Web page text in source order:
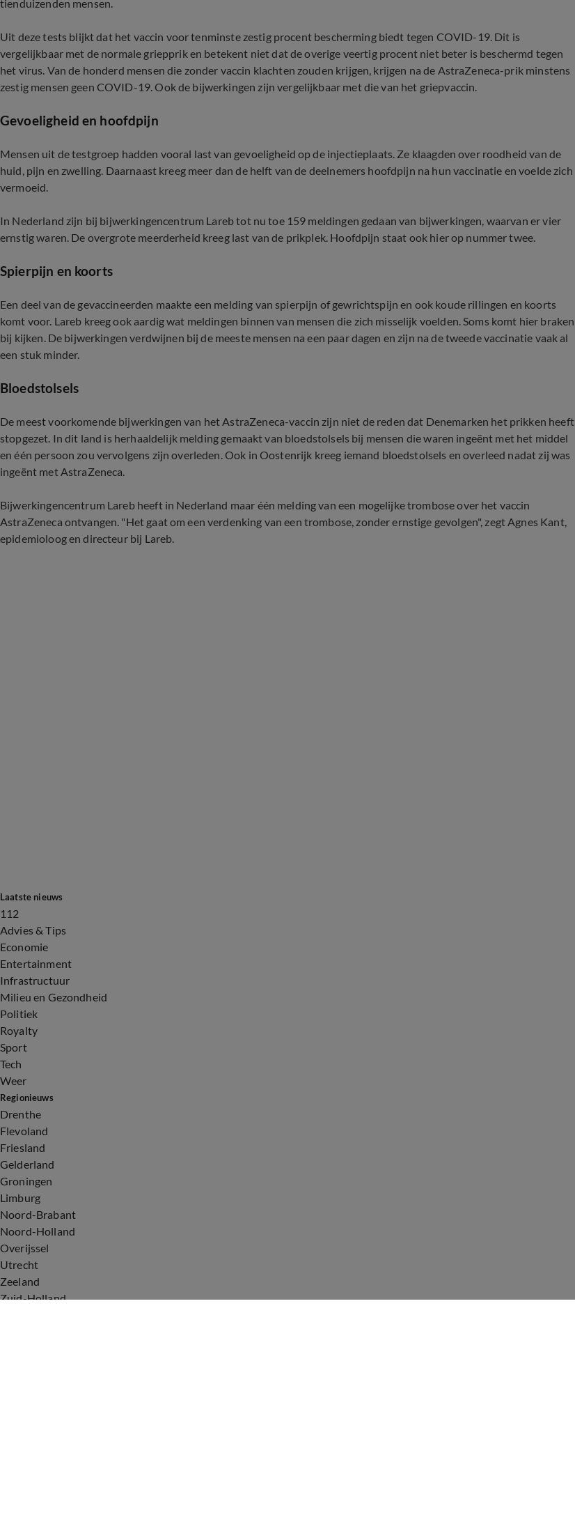
tienduizenden mensen.
Uit deze tests blijkt dat het vaccin voor tenminste zestig procent bescherming biedt tegen COVID-19. Dit is
vergelijkbaar met de normale griepprik en betekent niet dat de overige veertig procent niet beter is beschermd tegen
het virus. Van de honderd mensen die zonder vaccin klachten zouden krijgen, krijgen na de AstraZeneca-prik minstens
zestig mensen geen COVID-19. Ook de bijwerkingen zijn vergelijkbaar met die van het griepvaccin.
Gevoeligheid en hoofdpijn
Mensen uit de testgroep hadden vooral last van gevoeligheid op de injectieplaats. Ze klaagden over roodheid van de
huid, pijn en zwelling. Daarnaast kreeg meer dan de helft van de deelnemers hoofdpijn na hun vaccinatie en voelde zich
vermoeid.
In Nederland zijn bij bijwerkingencentrum Lareb tot nu toe 159 meldingen gedaan van bijwerkingen, waarvan er vier
ernstig waren. De overgrote meerderheid kreeg last van de prikplek. Hoofdpijn staat ook hier op nummer twee.
Spierpijn en koorts
Een deel van de gevaccineerden maakte een melding van spierpijn of gewrichtspijn en ook koude rillingen en koorts
komt voor. Lareb kreeg ook aardig wat meldingen binnen van mensen die zich misselijk voelden. Soms komt hier braken
bij kijken. De bijwerkingen verdwijnen bij de meeste mensen na een paar dagen en zijn na de tweede vaccinatie vaak al
een stuk minder.
Bloedstolsels
De meest voorkomende bijwerkingen van het AstraZeneca-vaccin zijn niet de reden dat Denemarken het prikken heeft
stopgezet. In dit land is herhaaldelijk melding gemaakt van bloedstolsels bij mensen die waren ingeënt met het middel
en één persoon zou vervolgens zijn overleden. Ook in Oostenrijk kreeg iemand bloedstolsels en overleed nadat zij was
ingeënt met AstraZeneca.
Bijwerkingencentrum Lareb heeft in Nederland maar één melding van een mogelijke trombose over het vaccin
AstraZeneca ontvangen. "Het gaat om een verdenking van een trombose, zonder ernstige gevolgen", zegt Agnes Kant,
epidemioloog en directeur bij Lareb.
Laatste nieuws
112
Advies & Tips
Economie
Entertainment
Infrastructuur
Milieu en Gezondheid
Politiek
Royalty
Sport
Tech
Weer
Regionieuws
Drenthe
Flevoland
Friesland
Gelderland
Groningen
Limburg
Noord-Brabant
Noord-Holland
Overijssel
Utrecht
Zeeland
Zuid-Holland